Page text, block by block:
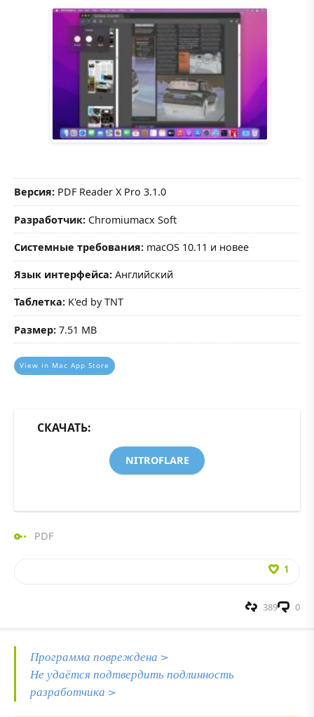
Версия: PDF Reader X Pro 3.1.0
Разработчик: Chromiumacx Soft
Системные требования: macOS 10.11 и новее
Язык интерфейса: Английский
Таблетка: K'ed by TNT
Размер: 7.51 MB
View in Mac App Store
СКАЧАТЬ:
NITROFLARE
PDF
1
0
389
Программа повреждена >
Не удаётся подтвердить подлинность
разработчика >